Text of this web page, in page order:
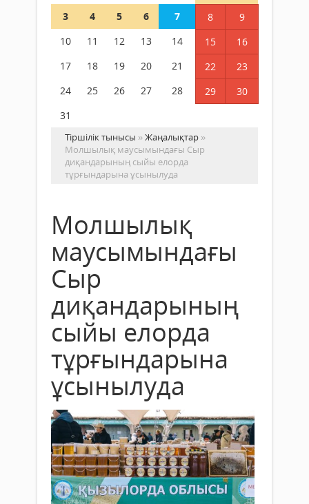
3
4 5 6 7 8
9
10
11 12 13 14 15
16
17
18 19 20 21 22
23
24
25 26 27 28 29
30
31
Тіршілік тынысы »Жаңалықтар »
Молшылық маусымындағы Сыр
диқандарының сыйы елорда
тұрғындарына ұсынылуда
Молшылық
маусымындағы
Сыр
диқандарының
сыйы елорда
тұрғындарына
ұсынылуда